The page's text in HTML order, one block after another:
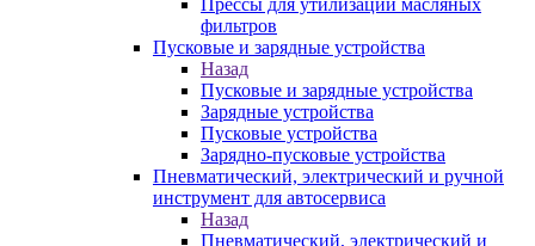
Прессы для утилизации масляных
фильтров
Пусковые и зарядные устройства
Назад
Пусковые и зарядные устройства
Зарядные устройства
Пусковые устройства
Зарядно-пусковые устройства
Пневматический, электрический и ручной
инструмент для автосервиса
Назад
Пневматический, электрический и